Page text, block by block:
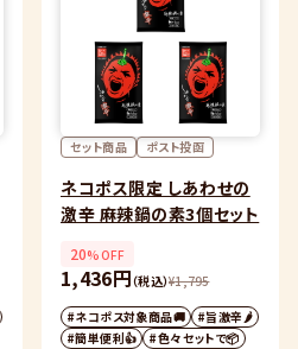
セット商品 ポスト投函
ネコポス限定 しあわせの
激辛 麻辣鍋の素3個セット
20%OFF
1,436円（税込）¥1,795
#ネコポス対象商品🚚
#旨激辛🌶
#簡単便利👍
#色々セットで📦